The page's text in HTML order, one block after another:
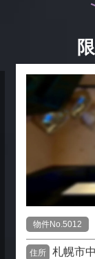
物件No.5012
住所 札幌市